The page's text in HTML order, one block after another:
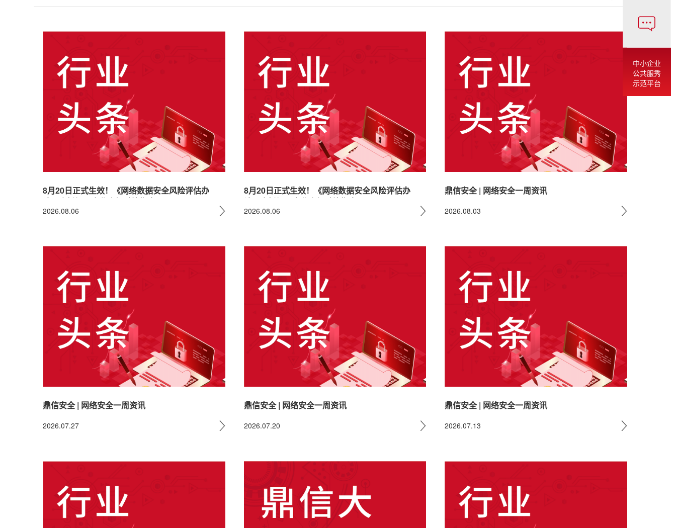
8月20日正式生效！《网络数据安全风险评估办
法》全拆解：企业合规避坑指南
2026.08.06
8月20日正式生效！《网络数据安全风险评估办
法》全拆解：企业合规避坑指南
2026.08.06
鼎信安全 | 网络安全一周资讯
2026.08.03
鼎信安全 | 网络安全一周资讯
2026.07.27
鼎信安全 | 网络安全一周资讯
2026.07.20
鼎信安全 | 网络安全一周资讯
2026.07.13
中小企业
公共服秀
示范平台